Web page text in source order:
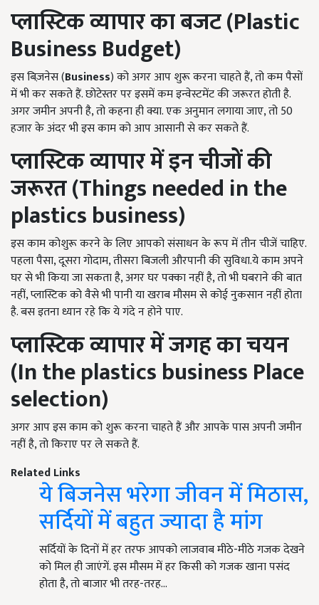
प्लास्टिक व्यापार का बजट (Plastic
Business Budget)
इस बिज़नेस (Business) को अगर आप शुरू करना चाहते हैं, तो कम पैसों
में भी कर सकते हैं. छोटेस्तर पर इसमें कम इन्वेस्टमेंट की जरूरत होती है.
अगर जमीन अपनी है, तो कहना ही क्या. एक अनुमान लगाया जाए, तो 50
हजार के अंदर भी इस काम को आप आसानी से कर सकते हैं.
प्लास्टिक व्यापार मेंइन चीजों की
जरूरत (Things needed in the
plastics business)
इस काम कोशुरू करने के लिए आपको संसाधन के रूप में तीन चीजें चाहिए.
पहला पैसा, दूसरा गोदाम, तीसरा बिजली औरपानी की सुविधा.ये काम अपने
घर से भी किया जा सकता है, अगर घर पक्का नहीं है, तो भी घबराने की बात
नहीं, प्लास्टिक को वैसे भी पानी या खराब मौसम से कोई नुकसान नहीं होता
है. बस इतना ध्यान रहे कि ये गंदे न होने पाए.
प्लास्टिक व्यापार मेंजगह का चयन
(In the plastics business Place
selection)
अगर आप इस काम को शुरू करना चाहते हैं और आपके पास अपनी जमीन
नहीं है, तो किराए पर ले सकते हैं.
Related Links
ये बिजनेस भरेगा जीवन में मिठास,
सर्दियों में बहुत ज्यादा है मांग
सर्दियों के दिनों में हर तरफ आपको लाजवाब मीठे-मीठे गजक देखने
को मिल ही जाएंगें. इस मौसम में हर किसी को गजक खाना पसंद
होता है, तो बाजार भी तरह-तरह…